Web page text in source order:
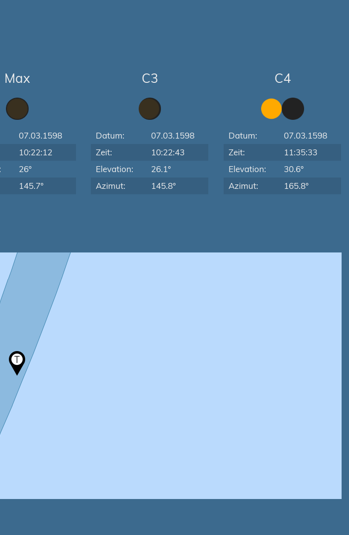
Max
07.03.1598
10:22:12
26°
145.7°
C3
Datum:
07.03.1598
Zeit:
10:22:43
Elevation:
26.1°
Azimut:
145.8°
C4
Datum:
07.03.1598
Zeit:
11:35:33
Elevation:
30.6°
Azimut:
165.8°